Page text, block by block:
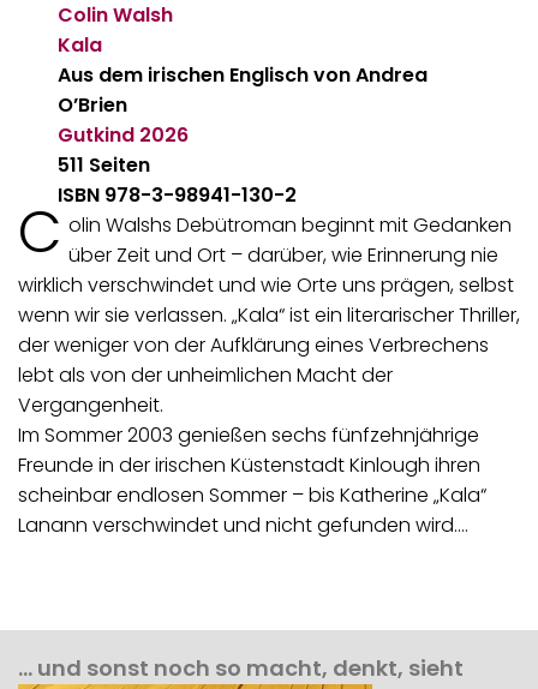
Colin Walsh
Kala
Aus dem irischen Englisch von Andrea
O’Brien
Gutkind 2026
511 Seiten
ISBN 978-3-98941-130-2
C olin Walshs Debütroman beginnt mit Gedanken
über Zeit und Ort – darüber, wie Erinnerung nie
wirklich verschwindet und wie Orte uns prägen, selbst
wenn wir sie verlassen. „Kala“ ist ein literarischer Thriller,
der weniger von der Aufklärung eines Verbrechens
lebt als von der unheimlichen Macht der
Vergangenheit.
Im Sommer 2003 genießen sechs fünfzehnjährige
Freunde in der irischen Küstenstadt Kinlough ihren
scheinbar endlosen Sommer – bis Katherine „Kala“
Lanann verschwindet und nicht gefunden wird.…
… und sonst noch so macht, denkt, sieht